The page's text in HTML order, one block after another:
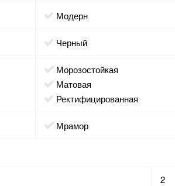
модерн
черный
морозостойкая
матовая
ректифицированная
мрамор
2